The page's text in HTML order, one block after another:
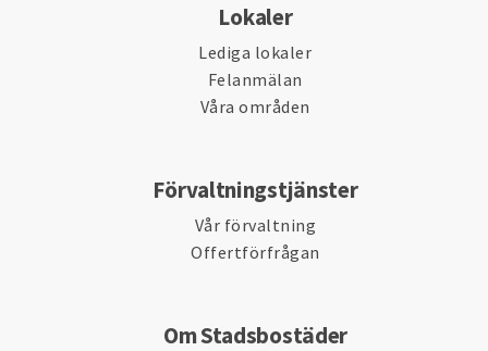
Lokaler
Lediga lokaler
Felanmälan
Våra områden
Förvaltningstjänster
Vår förvaltning
Offertförfrågan
Om Stadsbostäder